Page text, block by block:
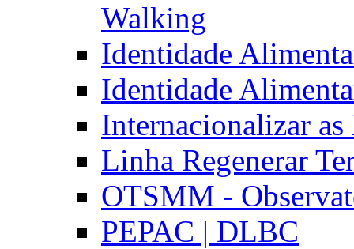
Walking
Identidade
Identidade
Internacionalizar
Linha Regenerar
OTSMM -
PEPAC | DLBC